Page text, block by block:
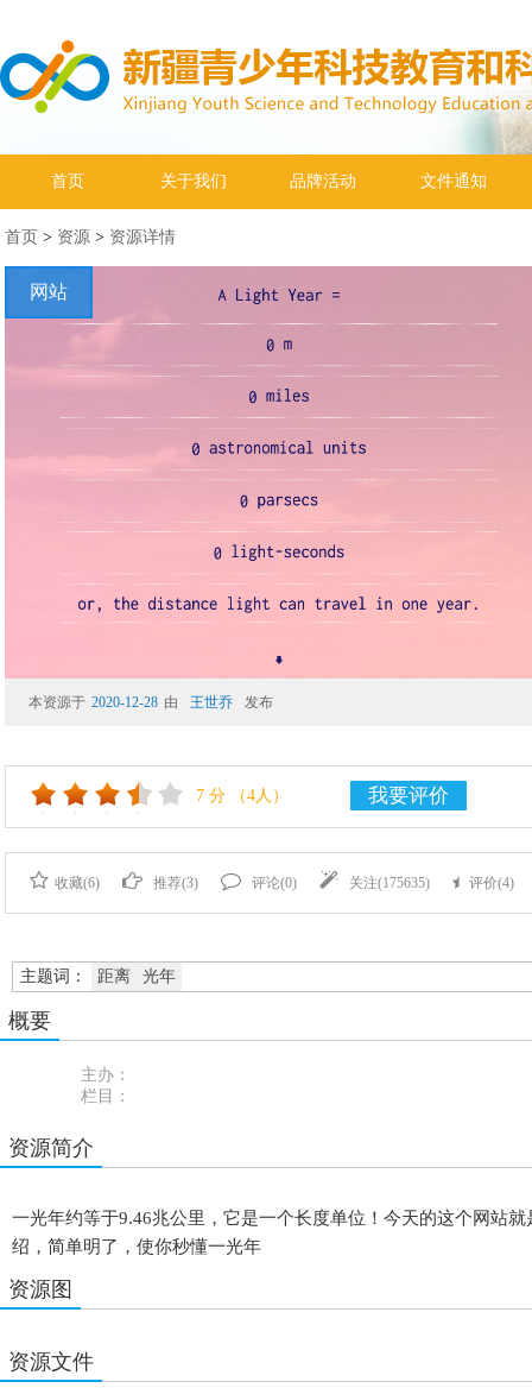
首页 关于我们 品牌活动 文件通知
首页 > 资源 > 资源详情
本资源于 2020-12-28 由 王世乔 发布
网站
7 分 （4人） 我要评价
收藏(6) 推荐(3) 评论(0) 关注(175635) 评价(4)
主题词： 距离 光年
概要
主办：
栏目：
资源简介
一光年约等于9.46兆公里，它是一个长度单位！今天的这个网站
绍，简单明了，使你秒懂一光年
资源图
资源文件